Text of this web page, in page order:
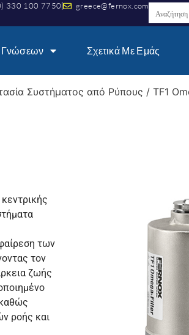
330 100 7750 greece@fernox.com
Γνώσεων Σχετικά Με Εμάς
Συστήματος από Ρύπους / TF1
των
τον
ζωής
ροής και